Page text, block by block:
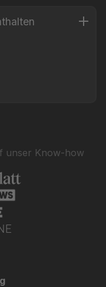
unser Know-how